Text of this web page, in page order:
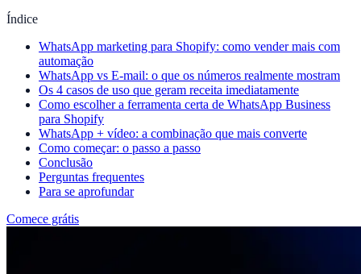
Índice
WhatsApp marketing para Shopify: como vender mais com
automação
WhatsApp vs E-mail: o que os números realmente mostram
Os 4 casos de uso que geram receita imediatamente
Como escolher a ferramenta certa de WhatsApp Business
para Shopify
WhatsApp + vídeo: a combinação que mais converte
Como começar: o passo a passo
Conclusão
Perguntas frequentes
Para se aprofundar
Comece grátis